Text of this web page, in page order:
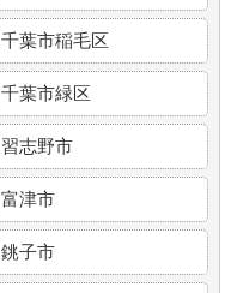
千葉市稲毛区
千葉市緑区
習志野市
富津市
銚子市